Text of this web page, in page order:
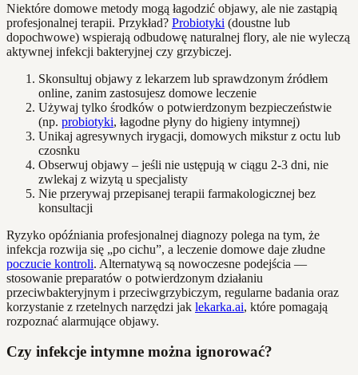
Niektóre domowe metody mogą łagodzić objawy, ale nie zastąpią
profesjonalnej terapii. Przykład? Probiotyki (doustne lub
dopochwowe) wspierają odbudowę naturalnej flory, ale nie wyleczą
aktywnej infekcji bakteryjnej czy grzybiczej.
Skonsultuj objawy z lekarzem lub sprawdzonym źródłem
online, zanim zastosujesz domowe leczenie
Używaj tylko środków o potwierdzonym bezpieczeństwie
(np. probiotyki, łagodne płyny do higieny intymnej)
Unikaj agresywnych irygacji, domowych mikstur z octu lub
czosnku
Obserwuj objawy – jeśli nie ustępują w ciągu 2-3 dni, nie
zwlekaj z wizytą u specjalisty
Nie przerywaj przepisanej terapii farmakologicznej bez
konsultacji
Ryzyko opóźniania profesjonalnej diagnozy polega na tym, że
infekcja rozwija się „po cichu”, a leczenie domowe daje złudne
poczucie kontroli. Alternatywą są nowoczesne podejścia —
stosowanie preparatów o potwierdzonym działaniu
przeciwbakteryjnym i przeciwgrzybiczym, regularne badania oraz
korzystanie z rzetelnych narzędzi jak lekarka.ai, które pomagają
rozpoznać alarmujące objawy.
Czy infekcje intymne można ignorować?